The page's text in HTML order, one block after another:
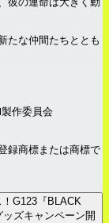
たな仲間たちととも
作委員会
録商標または商標で
G123『BLACK
ズキャンペーン開